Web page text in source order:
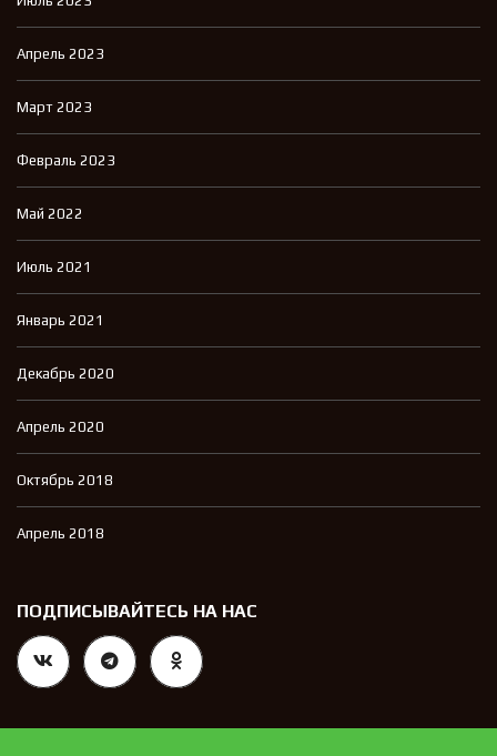
Апрель 2023
Март 2023
Февраль 2023
Май 2022
Июль 2021
Январь 2021
Декабрь 2020
Апрель 2020
Октябрь 2018
Апрель 2018
ПОДПИСЫВАЙТЕСЬ НА НАС